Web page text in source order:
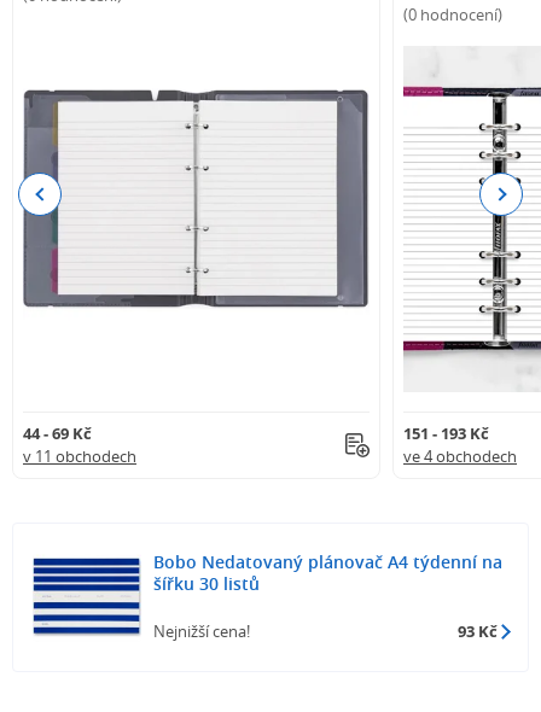
44 - 69 Kč
v 11 obchodech
(0 hodnocení)
151 - 193 Kč
ve 4 obchodech
Previous Next
Bobo Nedatovaný plánovač A4 týdenní na
šířku 30 listů
Nejnižší cena! 93 Kč